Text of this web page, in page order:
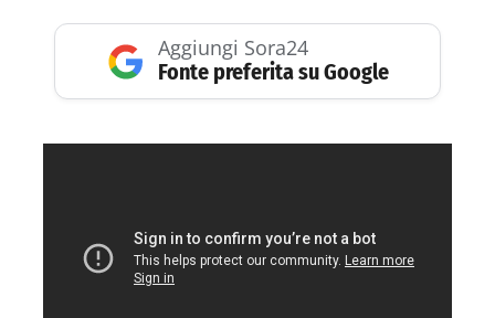
Aggiungi Sora24
Fonte preferita su Google